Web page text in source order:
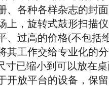
各种各样杂志的封
，旋转式鼓形扫描
过高的价格(不包括
工作交给专业化的分
已缩小到可以放在桌
开放平台的设备，保